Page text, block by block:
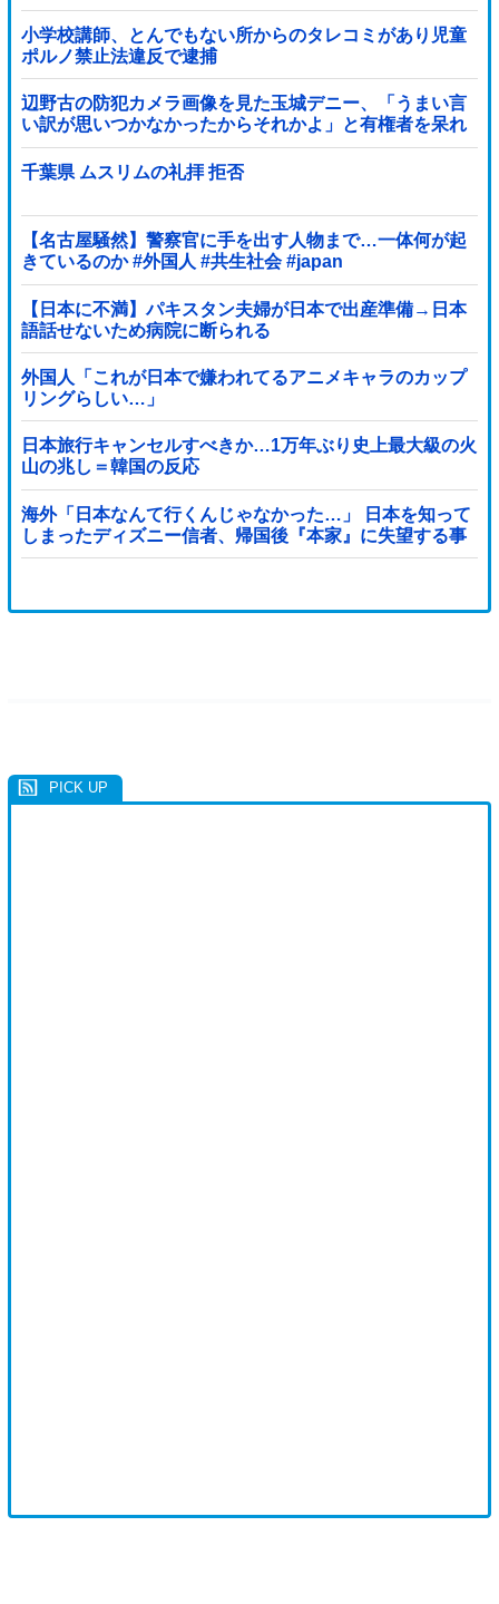
小学校講師、とんでもない所からのタレコミがあり児童
ポルノ禁止法違反で逮捕
辺野古の防犯カメラ画像を見た玉城デニー、「うまい言
い訳が思いつかなかったからそれかよ」と有権者を呆れ
させるコメントを……
千葉県 ムスリムの礼拝 拒否
【名古屋騒然】警察官に手を出す人物まで…一体何が起
きているのか #外国人 #共生社会 #japan
【日本に不満】パキスタン夫婦が日本で出産準備→日本
語話せないため病院に断られる
外国人「これが日本で嫌われてるアニメキャラのカップ
リングらしい…」
日本旅行キャンセルすべきか…1万年ぶり史上最大級の火
山の兆し＝韓国の反応
海外「日本なんて行くんじゃなかった…」 日本を知って
しまったディズニー信者、帰国後『本家』に失望する事
態に